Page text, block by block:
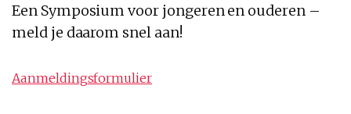
Een Symposium voor jongeren en ouderen –
meld je daarom snel aan!
Aanmeldingsformulier